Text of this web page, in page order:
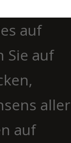
auf
Sie auf
aller
auf